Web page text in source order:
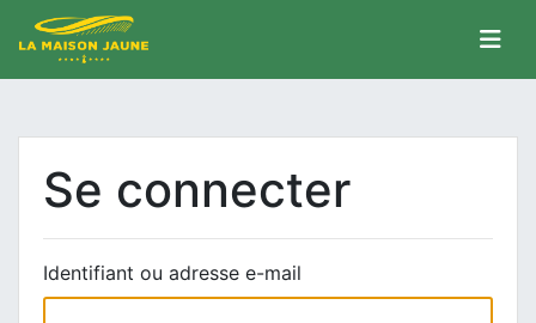
Se connecter
Identifiant ou adresse e-mail